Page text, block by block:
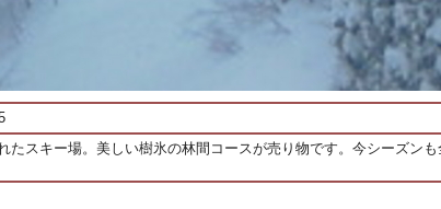
たスキー場。美しい樹氷の林間コースが売り物です。今シーズン